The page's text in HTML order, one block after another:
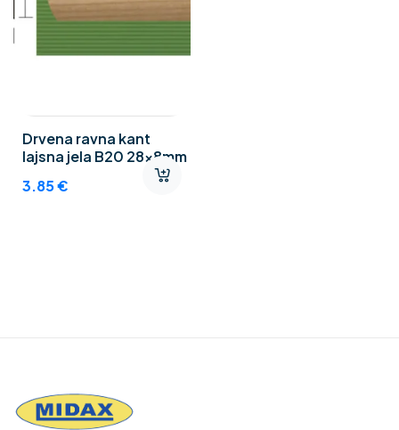
Drvena ravna kant
lajsna jela B20 28x8mm
3.85€